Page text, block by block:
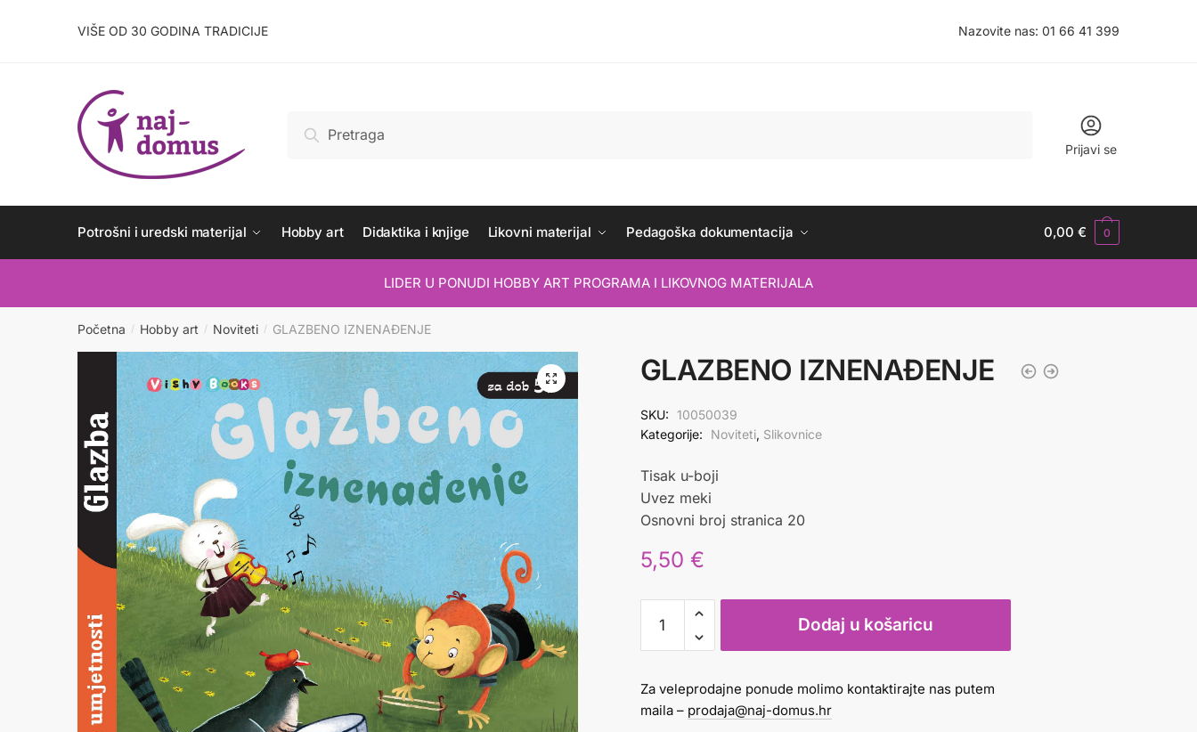
VIŠE OD 30 GODINA TRADICIJE Nazovite nas: 01 66 41 399
Pretraži
Prijavi se
Potrošni i uredski materijal Hobby art Didaktika i knjige Likovni materijal Pedagoška dokumentacija 0,00€ 0
LIDER U PONUDI HOBBY ART PROGRAMA I LIKOVNOG MATERIJALA
Početna / Hobby art / Noviteti / GLAZBENO IZNENAĐENJE
GLAZBENO IZNENAĐENJE
SKU: 10050039
Kategorije:
Noviteti, Slikovnice
Tisak u-boji
Uvez meki
Osnovni broj stranica 20
5,50 €
GLAZBENO
IZNENAĐENJE
količina
Dodaj u košaricu
Za veleprodajne ponude molimo kontaktirajte nas putem
maila – prodaja@naj-domus.hr